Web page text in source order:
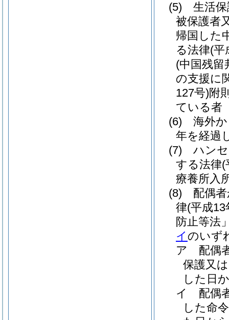
(5)
生活
被保護者
帰国した
る法律(平
(中国残留
の支援に
127号)附
ている者
(6)
海外
年を経過
(7)
ハン
する法律(
療養所入
(8)
配偶
律(平成
防止等法
イ のいず
ア
配偶
保護又
した日
イ
配偶
した命